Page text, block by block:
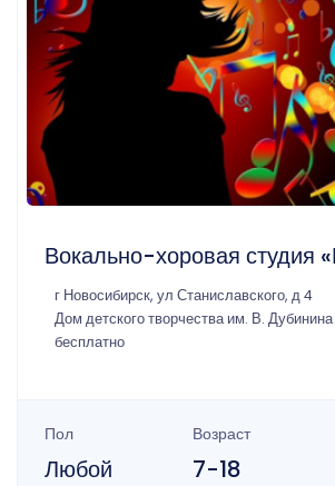
Вокально-хоровая студия
г Новосибирск, ул Станиславского, д 4
Дом детского творчества им. В. Дубинина
бесплатно
Пол
Любой
Возраст
7-18